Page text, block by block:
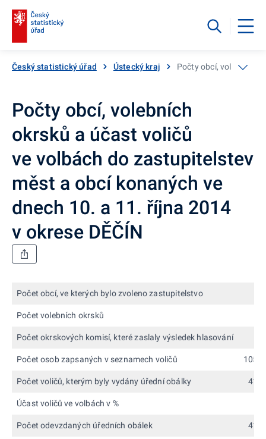
Český statistický úřad Ústecký kraj Počty obcí, volebních
Počty obcí, volebních
okrsků a účast voličů
ve volbách do zastupitelstev
měst a obcí konaných ve
dnech 10. a 11. října 2014
v okrese DĚČÍN
Počet obcí, ve kterých bylo zvoleno zastupitelstvo
Počet volebních okrsků
Počet okrskových komisí, které zaslaly výsledek hlasování
Počet osob zapsaných v seznamech voličů 105
Počet voličů, kterým byly vydány úřední obálky 41
Účast voličů ve volbách v %
Počet odevzdaných úředních obálek 41